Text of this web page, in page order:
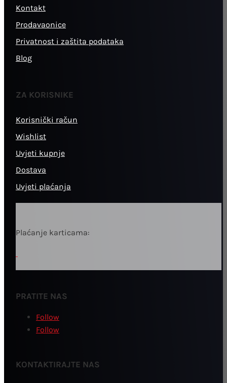
Kontakt
Prodavaonice
Privatnost i zaštita podataka
Blog
ZA KORISNIKE
Korisnički račun
Wishlist
Uvjeti kupnje
Dostava
Uvjeti plaćanja
Plaćanje karticama:
PRATITE NAS
Follow
Follow
KONTAKTIRAJTE NAS